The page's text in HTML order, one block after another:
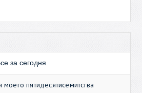
за сегодня
моего пятидесятисемитства